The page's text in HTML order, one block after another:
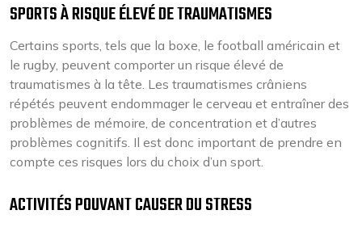
SPORTS À RISQUE ÉLEVÉ DE TRAUMATISMES
Certains sports, tels que la boxe, le football américain et
le rugby, peuvent comporter un risque élevé de
traumatismes à la tête. Les traumatismes crâniens
répétés peuvent endommager le cerveau et entraîner des
problèmes de mémoire, de concentration et d’autres
problèmes cognitifs. Il est donc important de prendre en
compte ces risques lors du choix d’un sport.
ACTIVITÉS POUVANT CAUSER DU STRESS